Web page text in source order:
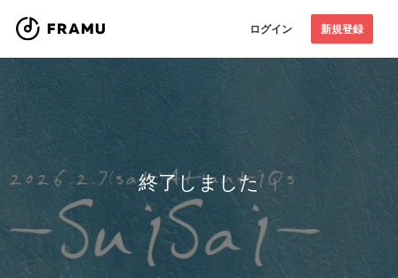
ログイン 新規登録
終了しました